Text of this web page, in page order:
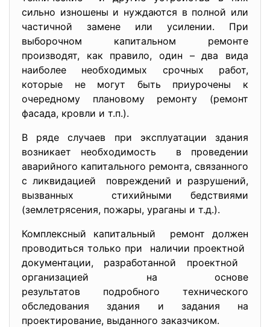
сильно изношены и нуждаются в полной или
частичной замене или усилении. При
выборочном капитальном ремонте
производят, как правило, один – два вида
наиболее необходимых срочных работ,
которые не могут быть приурочены к
очередному плановому ремонту (ремонт
фасада, кровли и т.п.).
В ряде случаев при эксплуатации здания
возникает необходимость в проведении
аварийного капитального ремонта, связанного
с ликвидацией повреждений и разрушений,
вызванных стихийными бедствиями
(землетрясения, пожары, ураганы и т.д.).
Комплексный капитальный ремонт должен
проводиться только при наличии проектной
документации, разработанной проектной
организацией на основе
результатов подробного технического
обследования здания и задания на
проектирование, выданного заказчиком.